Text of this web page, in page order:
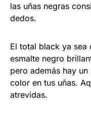
las uñas negras
dedos.
El total black ya sea
esmalte negro
pero además hay
color en tus uñas.
atrevidas.